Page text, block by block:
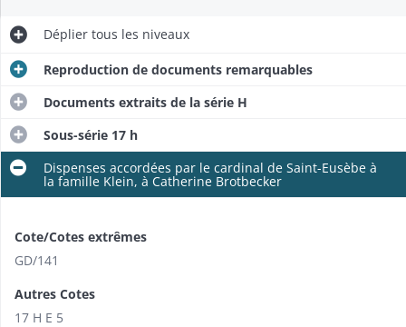
Déplier tous les niveaux
Reproduction de documents remarquables
Documents extraits de la série H
Sous-série 17 h
Dispenses accordées par le cardinal de Saint-Eusèbe à
la famille Klein, à Catherine Brotbecker
Cote/Cotes extrêmes
GD/141
Autres Cotes
17 H E 5